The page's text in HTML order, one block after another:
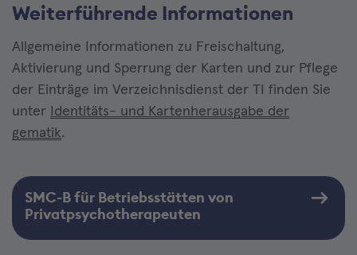
Weiterführende Informationen
Allgemeine Informationen zu Freischaltung,
Aktivierung und Sperrung der Karten und zur Pflege
der Einträge im Verzeichnisdienst der TI finden Sie
unter
Identitäts- und Kartenherausgabe der
gematik.
SMC-B für Betriebsstätten von
Privatpsychotherapeuten